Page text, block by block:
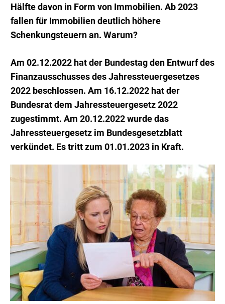
Hälfte davon in Form von Immobilien. Ab 2023
fallen für Immobilien deutlich höhere
Schenkungsteuern an. Warum?
Am 02.12.2022 hat der Bundestag den Entwurf des
Finanzausschusses des Jahressteuergesetzes
2022 beschlossen. Am 16.12.2022 hat der
Bundesrat dem Jahressteuergesetz 2022
zugestimmt. Am 20.12.2022 wurde das
Jahressteuergesetz im Bundesgesetzblatt
verkündet. Es tritt zum 01.01.2023 in Kraft.